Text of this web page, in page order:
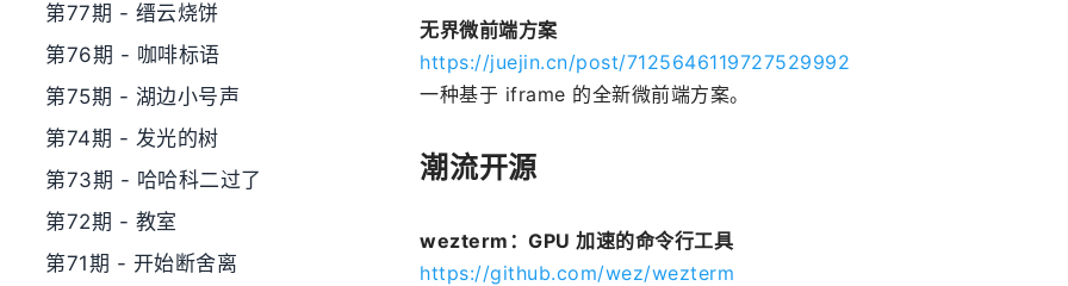
第77期 - 缙云烧饼
第76期 - 咖啡标语
第75期 - 湖边小号声
第74期 - 发光的树
第73期 - 哈哈科二过了
第72期 - 教室
第71期 - 开始断舍离
无界微前端方案
https://juejin.cn/post/7125646119727529992
一种基于 iframe 的全新微前端方案。
潮流开源
wezterm：GPU 加速的命令行工具
https://github.com/wez/wezterm